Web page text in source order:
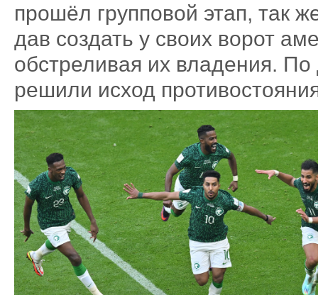
прошёл групповой этап, так
дав создать у своих ворот
обстреливая их владения.
решили исход